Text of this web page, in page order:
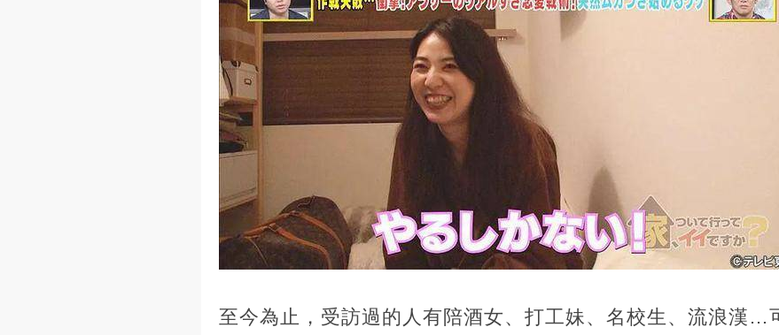
至今為止，受訪過的人有陪酒女、打工妹、名校生、流浪漢…